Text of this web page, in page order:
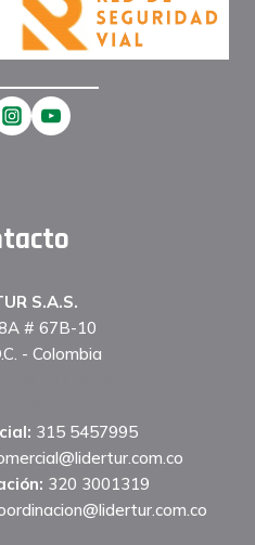
S.A.S.
# 67B-10
- Colombia
315 5457995
320 3001319